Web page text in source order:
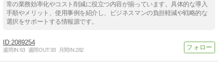
常の業務効率化やコスト削減に役立つ内容が揃っています。具体的な導入
手順やメリット、使用事例を紹介し、ビジネスマンの負担軽減や戦略的な
選択をサポートする情報源です。
2089254
週間IN:63 週間OUT:93 月間IN:282